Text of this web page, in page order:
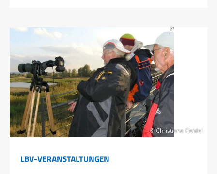
© Christiane Geidel
LBV-VERANSTALTUNGEN